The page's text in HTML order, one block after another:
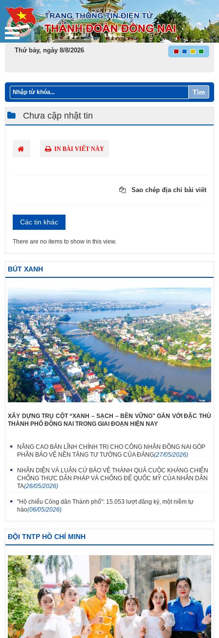
Thứ bảy, ngày 8/8/2026
Tìm
Chưa cập nhật tin
IN BÀI VIẾT NÀY
Sao chép địa chỉ bài viết
Các tin khác
There are no items to show in this view.
BÚT XANH
XÂY DỰNG TRỤ CỘT “XANH – SẠCH – BỀN VỮNG" GẮN VỚI ĐẶC THÙ
THÀNH PHỐ ĐỒNG NAI TRONG GIAI ĐOẠN HIỆN NAY
NÂNG CAO BẢN LĨNH CHÍNH TRỊ CHO CÔNG NHÂN ĐỒNG NAI GÓP
PHẦN BẢO VỆ NỀN TẢNG TƯ TƯỞNG CỦA ĐẢNG(27/05/2026)
NHẬN DIỆN VÀ LUẬN CỨ BẢO VỆ THÀNH QUẢ CUỘC KHÁNG CHIẾN
CHỐNG THỰC DÂN PHÁP VÀ CHỐNG ĐẾ QUỐC MỸ CỦA NHÂN DÂN
TA(26/05/2026)
"Hộ chiếu Công dân Thành phố": 15.053 lượt đăng ký, một niềm tự
hào(06/05/2026)
ĐỘI TNTP HỒ CHÍ MINH